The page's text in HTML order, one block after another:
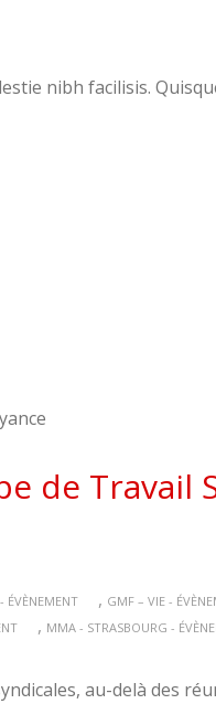
nibh facilisis.
de Travail
ÉVÈNEMENT , GMF – VIE -
, MMA - STRASBOURG -
au-delà des